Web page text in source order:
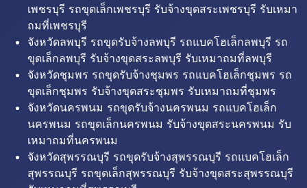
เพชรบุรี รถขุดเล็กเพชรบุรี รับจ้างขุดสระเพชรบุรี รับเหมา
ถมที่เพชรบุรี
จังหวัดลพบุรี รถขุดรับจ้างลพบุรี รถแบคโฮเล็กลพบุรี รถ
ขุดเล็กลพบุรี รับจ้างขุดสระลพบุรี รับเหมาถมที่ลพบุรี
จังหวัดชุมพร รถขุดรับจ้างชุมพร รถแบคโฮเล็กชุมพร รถ
ขุดเล็กชุมพร รับจ้างขุดสระชุมพร รับเหมาถมที่ชุมพร
จังหวัดนครพนม รถขุดรับจ้างนครพนม รถแบคโฮเล็ก
นครพนม รถขุดเล็กนครพนม รับจ้างขุดสระนครพนม รับ
เหมาถมที่นครพนม
จังหวัดสุพรรณบุรี รถขุดรับจ้างสุพรรณบุรี รถแบคโฮเล็ก
สุพรรณบุรี รถขุดเล็กสุพรรณบุรี รับจ้างขุดสระสุพรรณบุรี